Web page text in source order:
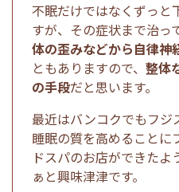
不眠だけではなくずっと
すが、その症状まで治っ
体の歪みなどから自律神
ともありますので、 整体
の手段だと思います。
最近はバンコクでもフジ
睡眠の質を高めることに
ドスパのお店ができたよ
ぁと興味津津です。